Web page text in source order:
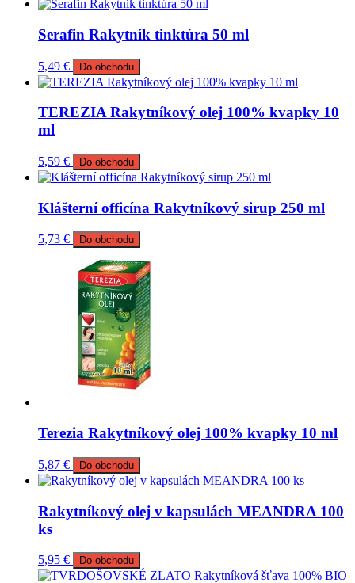
Serafin Rakytník tinktúra 50 ml
5,49 € Do obchodu
TEREZIA Rakytníkový olej 100% kvapky 10
ml
5,59 € Do obchodu
Klášterní officína Rakytníkový sirup 250 ml
5,73 € Do obchodu
Terezia Rakytníkový olej 100% kvapky 10 ml
5,87 € Do obchodu
Rakytníkový olej v kapsulách MEANDRA 100
ks
5,95 € Do obchodu